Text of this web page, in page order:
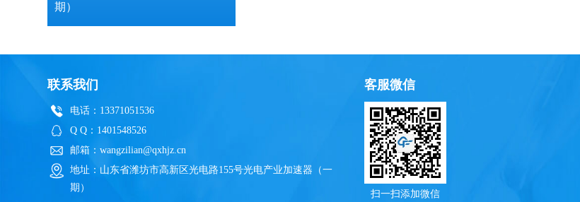
期）
联系我们
电话：13371051536
Q Q：1401548526
邮箱：wangzilian@qxhjz.cn
地址：山东省潍坊市高新区光电路155号光电产业加速器（一
期）
客服微信
扫一扫添加微信